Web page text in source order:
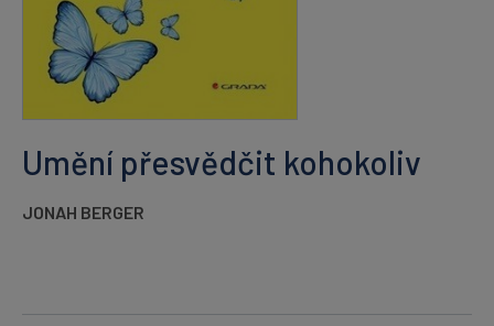
Umění přesvědčit kohokoliv
JONAH BERGER